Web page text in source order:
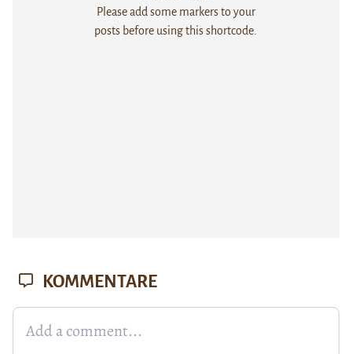
Please add some markers to your
posts before using this shortcode.
KOMMENTARE